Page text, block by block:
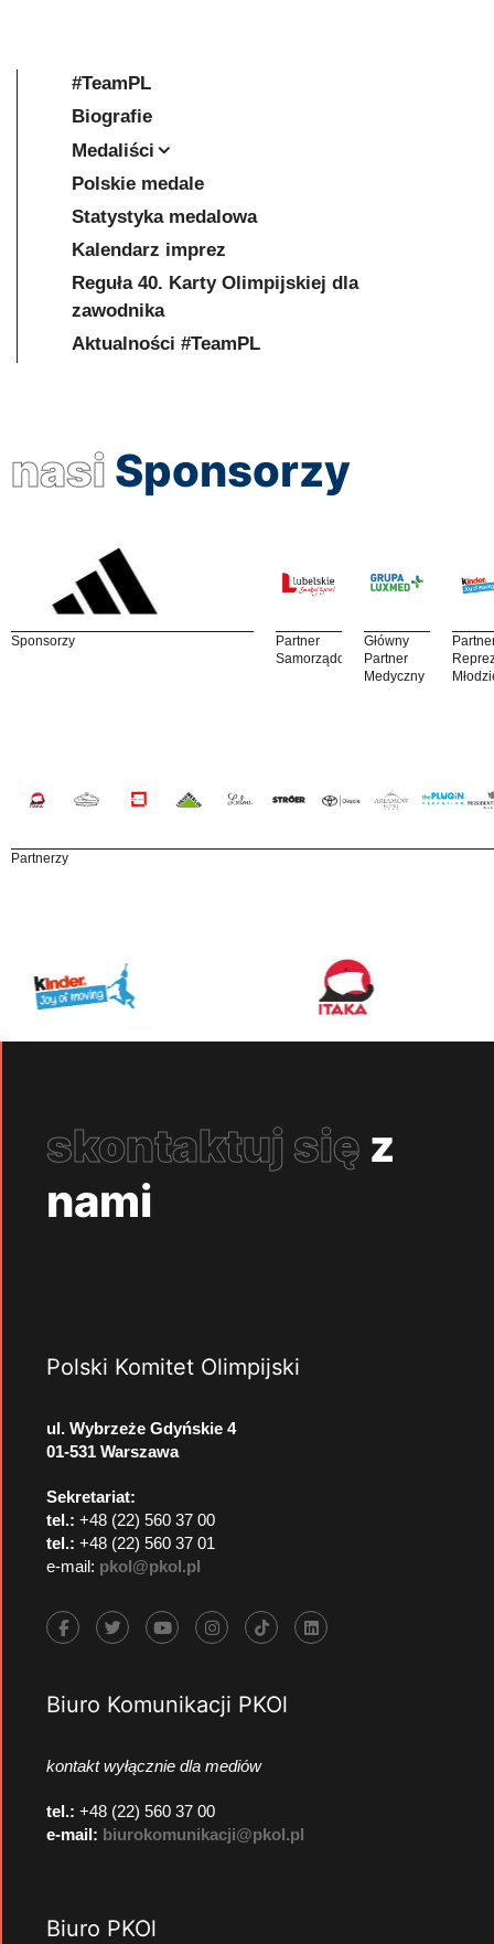
#TeamPL
Biografie
Medaliści
Polskie medale
Statystyka medalowa
Kalendarz imprez
Reguła 40. Karty Olimpijskiej dla
zawodnika
Aktualności #TeamPL
nasi Sponsorzy
Sponsorzy
Partner
Samorządowy
Główny
Partner
Medyczny
Partnerzy
skontaktuj się z
nami
Polski Komitet Olimpijski
ul. Wybrzeże Gdyńskie 4
01-531 Warszawa
Sekretariat:
tel.: +48 (22) 560 37 00
tel.: +48 (22) 560 37 01
e-mail: pkol@pkol.pl
Biuro Komunikacji PKOl
kontakt wyłącznie dla mediów
tel.: +48 (22) 560 37 00
e-mail: biurokomunikacji@pkol.pl
Biuro PKOl